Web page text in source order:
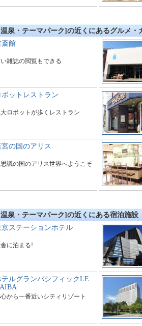
泉・テーマパーク]の近くにあるグルメ・
斎館
雑誌の閲覧もできる
ボットレストラン
大ロボットが歩くレストラン
宮の国のアリス
議の国のアリス世界へようこそ
泉・テーマパーク]の近くにある宿泊施設
京ステーションホテル
に泊まる!
テルグランパシフィックLE
から一番近いシティリゾート